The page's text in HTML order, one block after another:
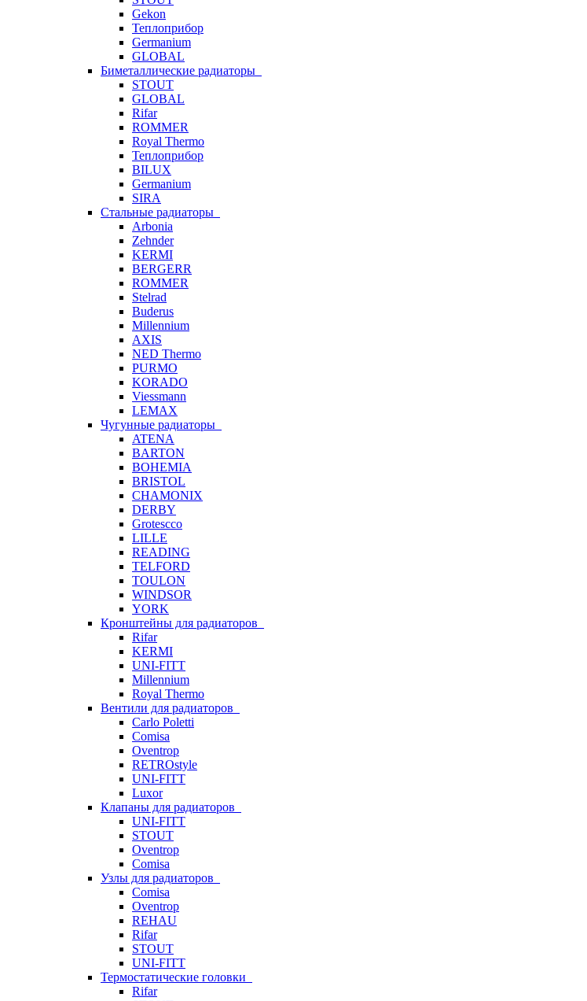
Gekon
Теплоприбор
Germanium
GLOBAL
Биметаллические радиаторы
STOUT
GLOBAL
Rifar
ROMMER
Royal Thermo
Теплоприбор
BILUX
Germanium
SIRA
Стальные радиаторы
Arbonia
Zehnder
KERMI
BERGERR
ROMMER
Stelrad
Buderus
Millennium
AXIS
NED Thermo
PURMO
KORADO
Viessmann
LEMAX
Чугунные радиаторы
ATENA
BARTON
BOHEMIA
BRISTOL
CHAMONIX
DERBY
Grotescco
LILLE
READING
TELFORD
TOULON
WINDSOR
YORK
Кронштейны для радиаторов
Rifar
KERMI
UNI-FITT
Millennium
Royal Thermo
Вентили для радиаторов
Carlo Poletti
Comisa
Oventrop
RETROstyle
UNI-FITT
Luxor
Клапаны для радиаторов
UNI-FITT
STOUT
Oventrop
Comisa
Узлы для радиаторов
Comisa
Oventrop
REHAU
Rifar
STOUT
UNI-FITT
Термостатические головки
Rifar